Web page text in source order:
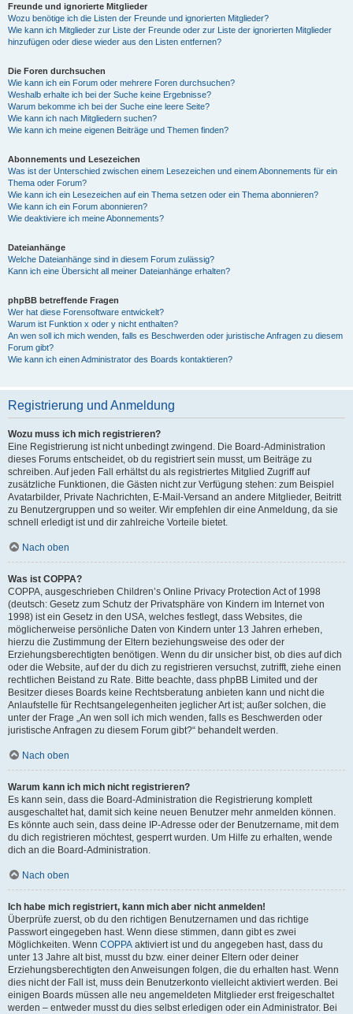
Freunde und ignorierte Mitglieder
Wozu benötige ich die Listen der Freunde und ignorierten Mitglieder?
Wie kann ich Mitglieder zur Liste der Freunde oder zur Liste der ignorierten Mitglieder
hinzufügen oder diese wieder aus den Listen entfernen?
Die Foren durchsuchen
Wie kann ich ein Forum oder mehrere Foren durchsuchen?
Weshalb erhalte ich bei der Suche keine Ergebnisse?
Warum bekomme ich bei der Suche eine leere Seite?
Wie kann ich nach Mitgliedern suchen?
Wie kann ich meine eigenen Beiträge und Themen finden?
Abonnements und Lesezeichen
Was ist der Unterschied zwischen einem Lesezeichen und einem Abonnements für ein
Thema oder Forum?
Wie kann ich ein Lesezeichen auf ein Thema setzen oder ein Thema abonnieren?
Wie kann ich ein Forum abonnieren?
Wie deaktiviere ich meine Abonnements?
Dateianhänge
Welche Dateianhänge sind in diesem Forum zulässig?
Kann ich eine Übersicht all meiner Dateianhänge erhalten?
phpBB betreffende Fragen
Wer hat diese Forensoftware entwickelt?
Warum ist Funktion x oder y nicht enthalten?
An wen soll ich mich wenden, falls es Beschwerden oder juristische Anfragen zu diesem
Forum gibt?
Wie kann ich einen Administrator des Boards kontaktieren?
Registrierung und Anmeldung
Wozu muss ich mich registrieren?
Eine Registrierung ist nicht unbedingt zwingend. Die Board-Administration
dieses Forums entscheidet, ob du registriert sein musst, um Beiträge zu
schreiben. Auf jeden Fall erhältst du als registriertes Mitglied Zugriff auf
zusätzliche Funktionen, die Gästen nicht zur Verfügung stehen: zum Beispiel
Avatarbilder, Private Nachrichten, E-Mail-Versand an andere Mitglieder, Beitritt
zu Benutzergruppen und so weiter. Wir empfehlen dir eine Anmeldung, da sie
schnell erledigt ist und dir zahlreiche Vorteile bietet.
Nach oben
Was ist COPPA?
COPPA, ausgeschrieben Children’s Online Privacy Protection Act of 1998
(deutsch: Gesetz zum Schutz der Privatsphäre von Kindern im Internet von
1998) ist ein Gesetz in den USA, welches festlegt, dass Websites, die
möglicherweise persönliche Daten von Kindern unter 13 Jahren erheben,
hierzu die Zustimmung der Eltern beziehungsweise des oder der
Erziehungsberechtigten benötigen. Wenn du dir unsicher bist, ob dies auf dich
oder die Website, auf der du dich zu registrieren versuchst, zutrifft, ziehe einen
rechtlichen Beistand zu Rate. Bitte beachte, dass phpBB Limited und der
Besitzer dieses Boards keine Rechtsberatung anbieten kann und nicht die
Anlaufstelle für Rechtsangelegenheiten jeglicher Art ist; außer solchen, die
unter der Frage „An wen soll ich mich wenden, falls es Beschwerden oder
juristische Anfragen zu diesem Forum gibt?“ behandelt werden.
Nach oben
Warum kann ich mich nicht registrieren?
Es kann sein, dass die Board-Administration die Registrierung komplett
ausgeschaltet hat, damit sich keine neuen Benutzer mehr anmelden können.
Es könnte auch sein, dass deine IP-Adresse oder der Benutzername, mit dem
du dich registrieren möchtest, gesperrt wurden. Um Hilfe zu erhalten, wende
dich an die Board-Administration.
Nach oben
Ich habe mich registriert, kann mich aber nicht anmelden!
Überprüfe zuerst, ob du den richtigen Benutzernamen und das richtige
Passwort eingegeben hast. Wenn diese stimmen, dann gibt es zwei
Möglichkeiten. Wenn COPPA aktiviert ist und du angegeben hast, dass du
unter 13 Jahre alt bist, musst du bzw. einer deiner Eltern oder deiner
Erziehungsberechtigten den Anweisungen folgen, die du erhalten hast. Wenn
dies nicht der Fall ist, muss dein Benutzerkonto vielleicht aktiviert werden. Bei
einigen Boards müssen alle neu angemeldeten Mitglieder erst freigeschaltet
werden – entweder musst du dies selbst erledigen oder ein Administrator. Bei